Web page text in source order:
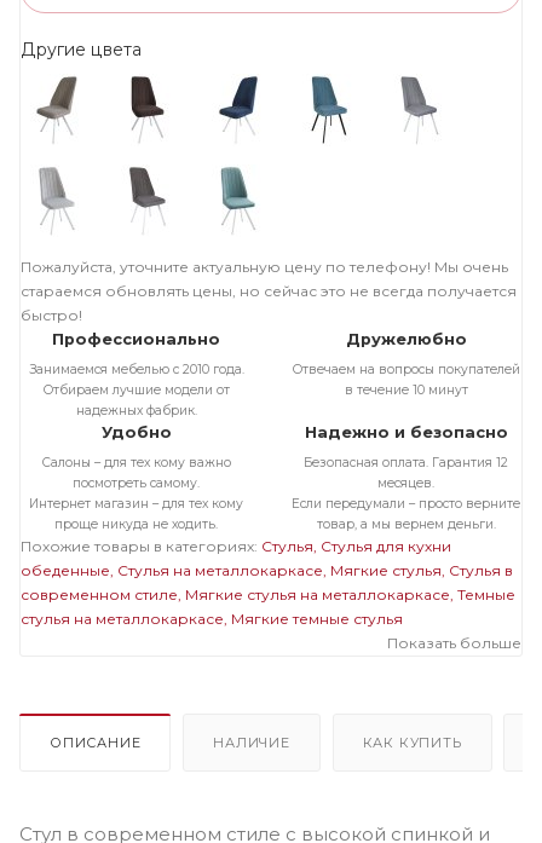
Другие цвета
Пожалуйста, уточните актуальную цену по телефону! Мы очень
стараемся обновлять цены, но сейчас это не всегда получается
быстро!
Профессионально
Занимаемся мебелью с 2010 года.
Отбираем лучшие модели от
надежных фабрик.
Дружелюбно
Отвечаем на вопросы покупателей
в течение 10 минут
Удобно
Салоны – для тех кому важно
посмотреть самому.
Интернет магазин – для тех кому
проще никуда не ходить.
Надежно и безопасно
Безопасная оплата. Гарантия 12
месяцев.
Если передумали – просто верните
товар, а мы вернем деньги.
Похожие товары в категориях: Стулья Стулья для кухни
обеденные Стулья на металлокаркасе Мягкие стулья Стулья в
современном стиле Мягкие стулья на металлокаркасе Темные
стулья на металлокаркасе Мягкие темные стулья
Показать больше
ОПИСАНИЕ НАЛИЧИЕ КАК КУПИТЬ
Стул в современном стиле с высокой спинкой и